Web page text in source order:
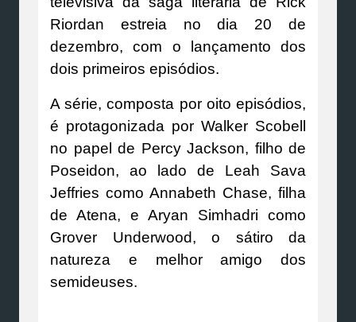
Riordan estreia no dia 20 de
dezembro, com o lançamento dos
dois primeiros episódios.
A série, composta por oito episódios,
é protagonizada por Walker Scobell
no papel de Percy Jackson, filho de
Poseidon, ao lado de Leah Sava
Jeffries como Annabeth Chase, filha
de Atena, e Aryan Simhadri como
Grover Underwood, o sátiro da
natureza e melhor amigo dos
semideuses.